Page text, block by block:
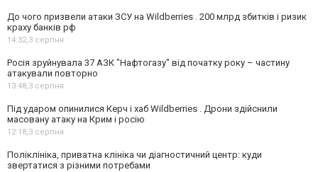
До чого призвели атаки ЗСУ на Wildberries . 200 млрд збитків і ризик
краху банків рф
14:32,3 серпня
Росія зруйнувала 37 АЗК "Нафтогазу" від початку року – частину
атакували повторно
13:48,3 серпня
Під ударом опинилися Керч і хаб Wildberries . Дрони здійснили
масовану атаку на Крим і росію
12:18,3 серпня
Поліклініка, приватна клініка чи діагностичний центр: куди
звертатися з різними потребами